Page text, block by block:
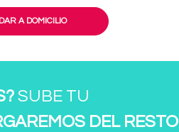
A DOMICILIO
SUBE TU
DEL RESTO